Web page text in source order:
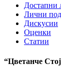
Достапни
Лични
Дискусии
Оценки
Статии
“Цветанче